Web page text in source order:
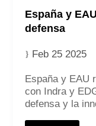
España y
defensa
Feb 25 2025
España y EAU
con Indra y
defensa y la